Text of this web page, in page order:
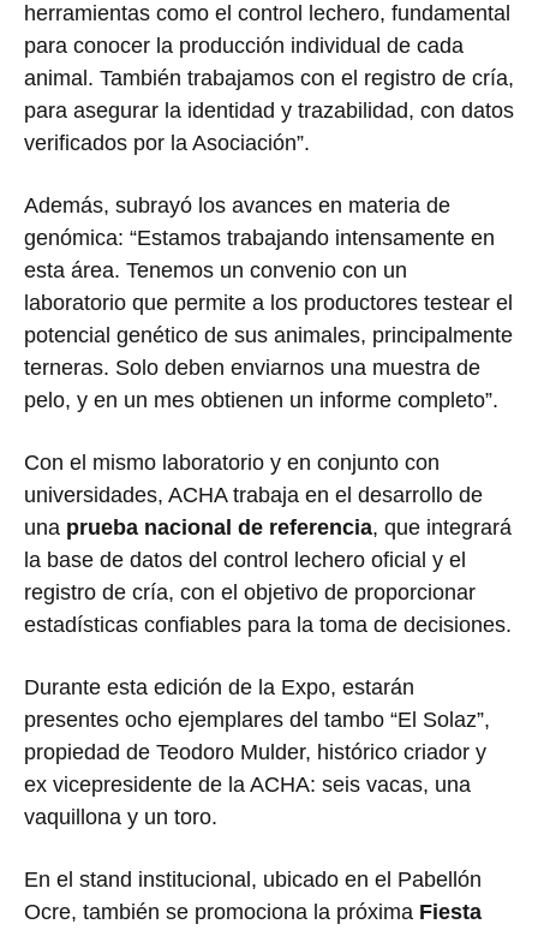
herramientas como el control lechero, fundamental
para conocer la producción individual de cada
animal. También trabajamos con el registro de cría,
para asegurar la identidad y trazabilidad, con datos
verificados por la Asociación”.
Además, subrayó los avances en materia de
genómica: “Estamos trabajando intensamente en
esta área. Tenemos un convenio con un
laboratorio que permite a los productores testear el
potencial genético de sus animales, principalmente
terneras. Solo deben enviarnos una muestra de
pelo, y en un mes obtienen un informe completo”.
Con el mismo laboratorio y en conjunto con
universidades, ACHA trabaja en el desarrollo de
una prueba nacional de referencia, que integrará
la base de datos del control lechero oficial y el
registro de cría, con el objetivo de proporcionar
estadísticas confiables para la toma de decisiones.
Durante esta edición de la Expo, estarán
presentes ocho ejemplares del tambo “El Solaz”,
propiedad de Teodoro Mulder, histórico criador y
ex vicepresidente de la ACHA: seis vacas, una
vaquillona y un toro.
En el stand institucional, ubicado en el Pabellón
Ocre, también se promociona la próxima Fiesta